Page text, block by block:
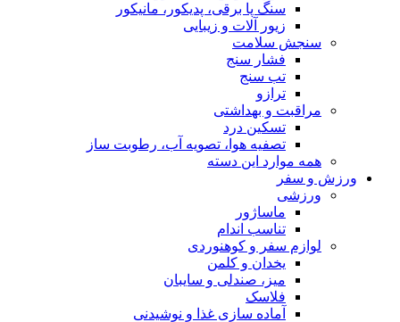
سنگ پا برقی، پدیکور، مانیکور
زیور آلات و زیبایی
سنجش سلامت
فشار سنج
تب سنج
ترازو
مراقبت و بهداشتی
تسکین درد
تصفیه هوا، تصویه آب، رطوبت ساز
همه موارد این دسته
ورزش و سفر
ورزشی
ماساژور
تناسب اندام
لوازم سفر و کوهنوردی
یخدان و کلمن
میز، صندلی و سایبان
فلاسک
آماده سازی غذا و نوشیدنی